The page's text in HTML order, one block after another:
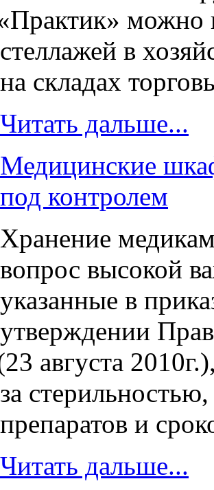
Практик» можно
стеллажей в
на складах
Читать дальше...
Медицинские
под контролем
Хранение
вопрос высокой
указанные в
утверждении
августа
за
препаратов и
Читать дальше...